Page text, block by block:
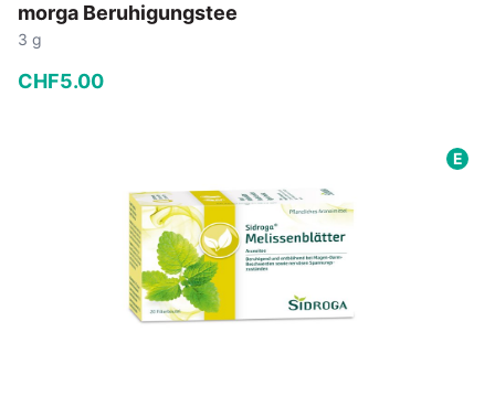
morga Beruhigungstee
3 g
CHF5.00
In den Warenkorb
E